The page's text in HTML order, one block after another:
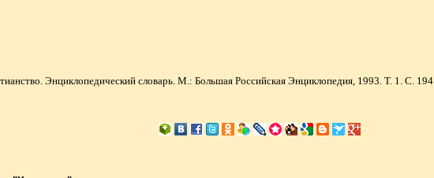
Энциклопедический словарь. М.: Большая Российская Энциклопедия, 1993. Т. 1. С. 194